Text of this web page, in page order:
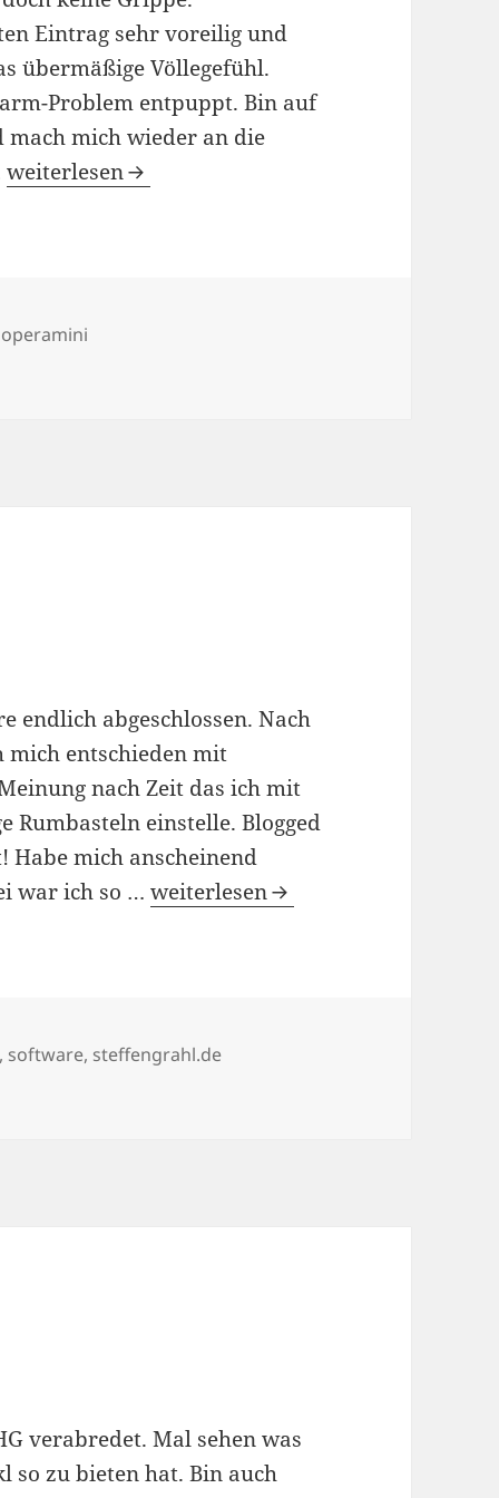
Eintrag sehr voreilig und
übermäßige Völlegefühl.
Problem entpuppt. Bin auf
mach mich wieder an die
06/05/2009
weiterlesen
operamini
endlich abgeschlossen. Nach
mich entschieden mit
nach Zeit das ich mit
Rumbasteln einstelle. Blogged
mich anscheinend
war ich so …02/05/2009
weiterlesen
, software, steffengrahl.de
verabredet. Mal sehen was
so zu bieten hat. Bin auch